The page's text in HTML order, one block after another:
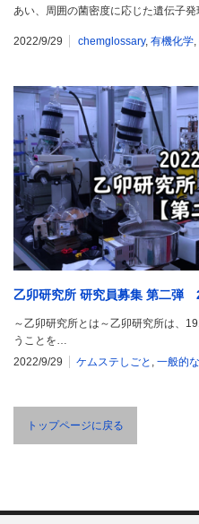
あい、周囲の菌密度に応じた遺伝子
2022/9/29 chemglossary, 有機化学,
乙卯研究所 研究員募集 第二弾
～乙卯研究所とは～乙卯研究所は、
うことを…
2022/9/29
ケムステしごと 一般的
トップページに戻る